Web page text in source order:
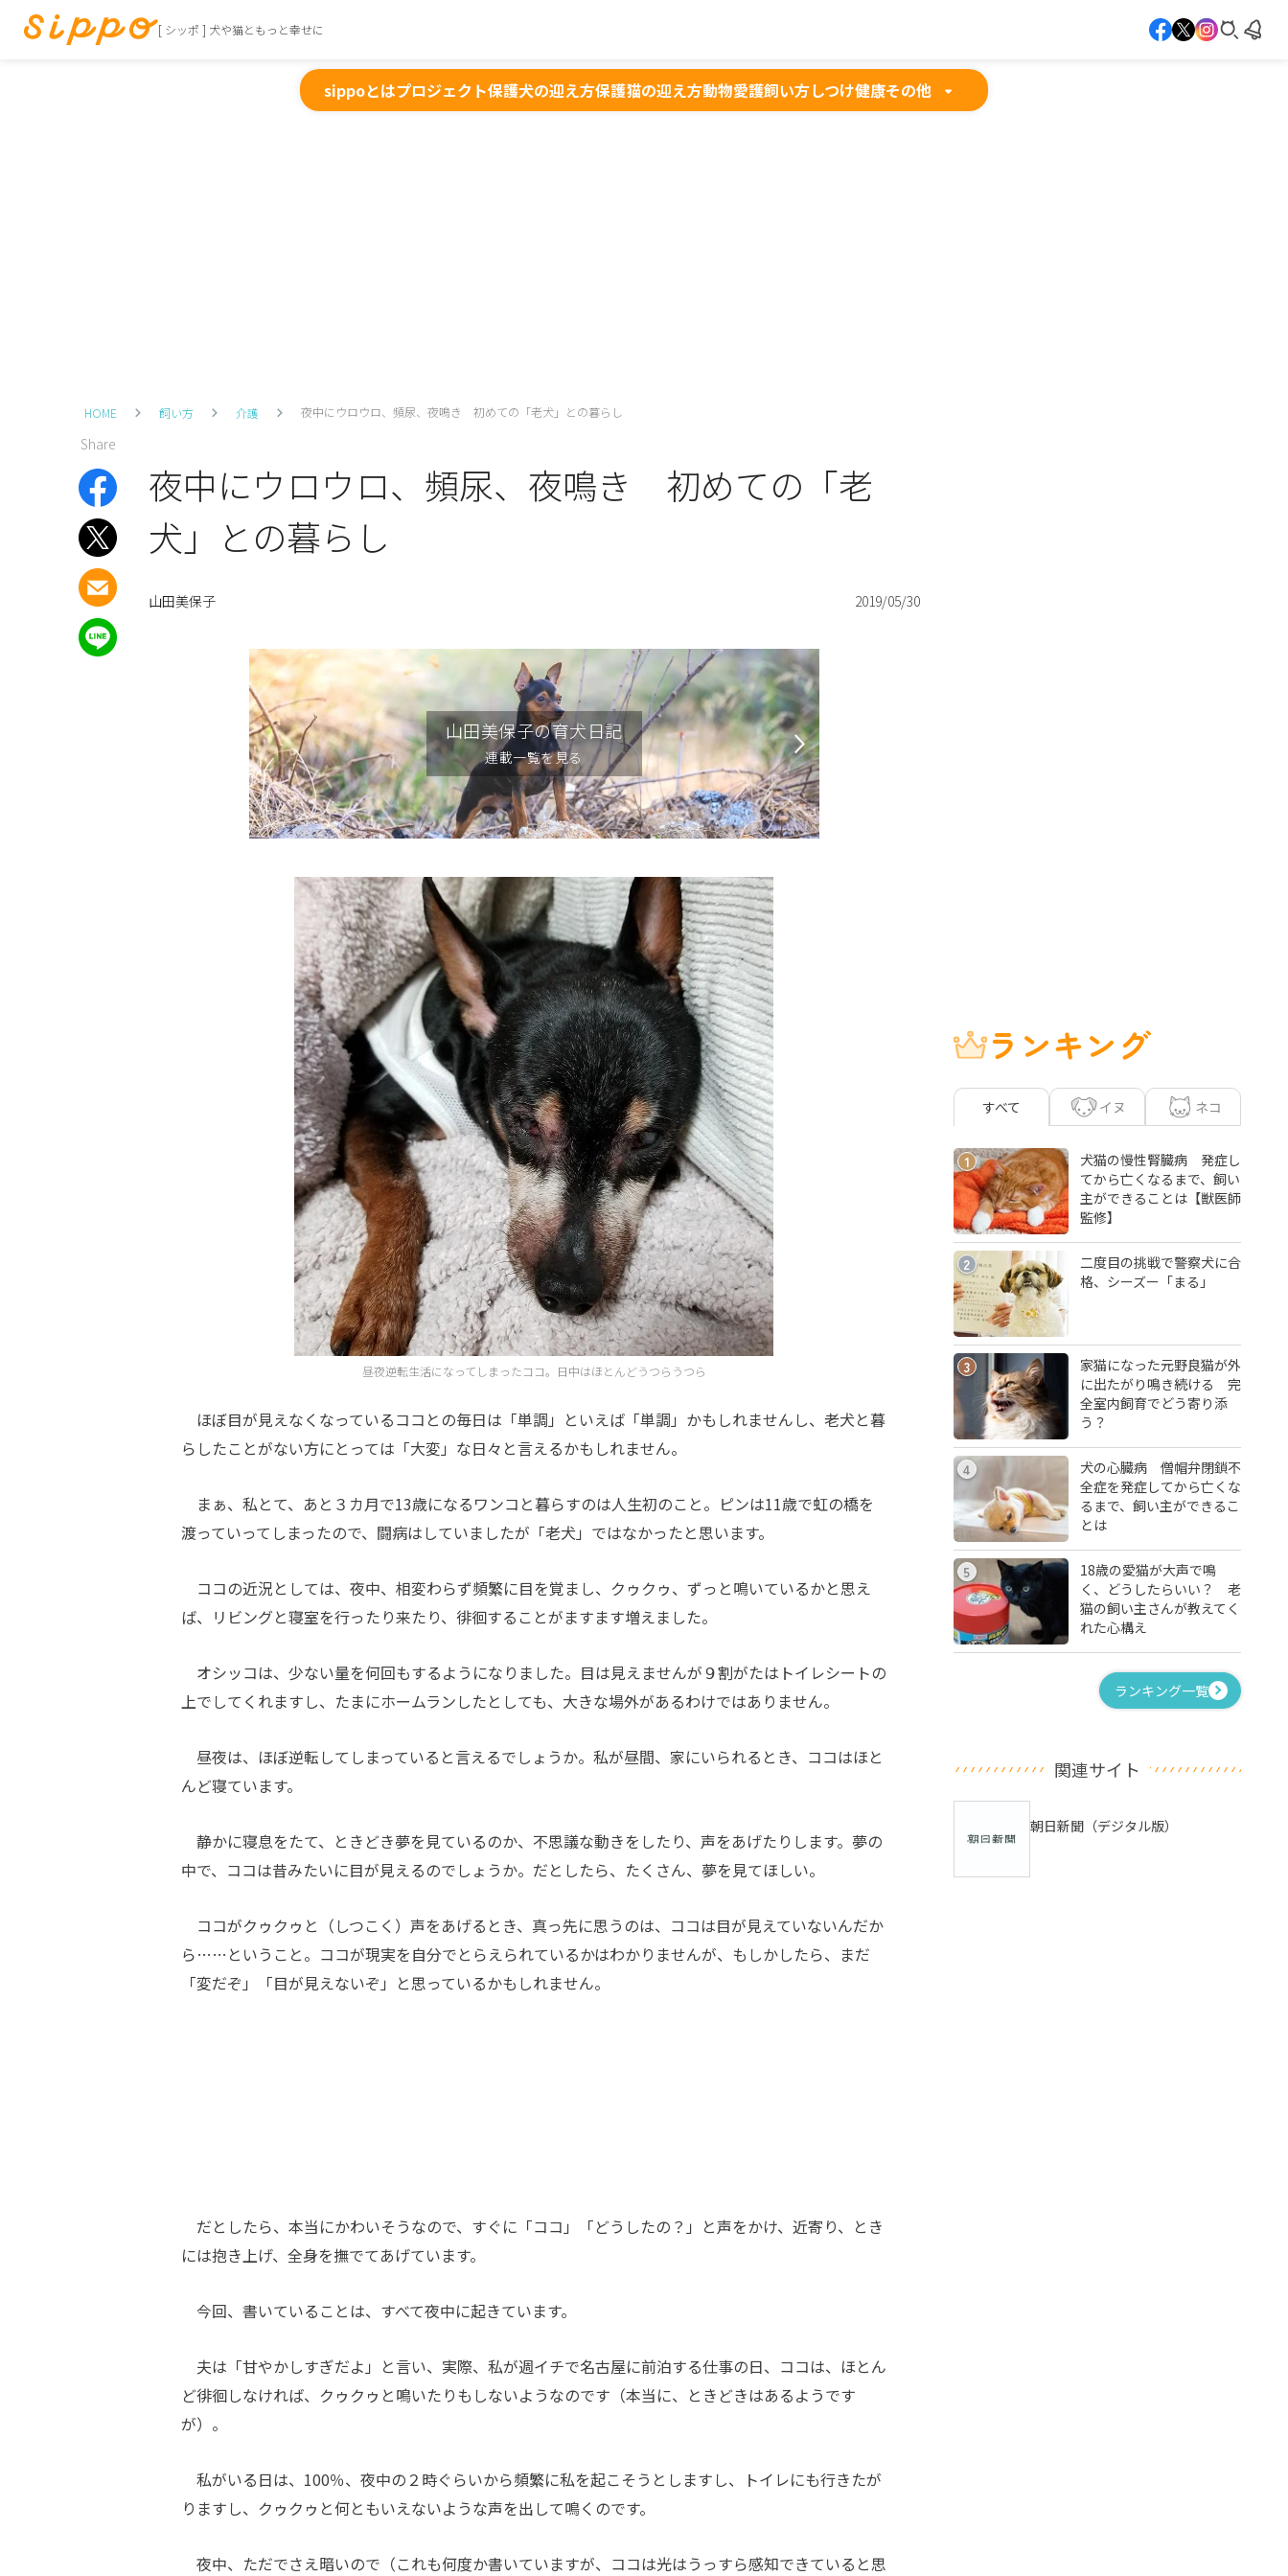
[ シッポ ] 犬や猫ともっと幸せに
sippoとはプロジェクト保護犬の迎え方保護猫の迎え方動物愛護飼い方しつけ健康その他
HOME 飼い方 介護 夜中にウロウロ、頻尿、夜鳴き 初めての「老犬」との暮らし
Share
夜中にウロウロ、頻尿、夜鳴き 初めての「老
犬」との暮らし
山田美保子 2019/05/30
山田美保子の育犬日記
連載一覧を見る
昼夜逆転生活になってしまったココ。日中はほとんどうつらうつら
ほぼ目が見えなくなっているココとの毎日は「単調」といえば「単調」かもしれませんし、老犬と暮
らしたことがない方にとっては「大変」な日々と言えるかもしれません。
まぁ、私とて、あと３カ月で13歳になるワンコと暮らすのは人生初のこと。ピンは11歳で虹の橋を
渡っていってしまったので、闘病はしていましたが「老犬」ではなかったと思います。
ココの近況としては、夜中、相変わらず頻繁に目を覚まし、クゥクゥ、ずっと鳴いているかと思え
ば、リビングと寝室を行ったり来たり、徘徊することがますます増えました。
オシッコは、少ない量を何回もするようになりました。目は見えませんが９割がたはトイレシートの
上でしてくれますし、たまにホームランしたとしても、大きな場外があるわけではありません。
昼夜は、ほぼ逆転してしまっていると言えるでしょうか。私が昼間、家にいられるとき、ココはほと
んど寝ています。
静かに寝息をたて、ときどき夢を見ているのか、不思議な動きをしたり、声をあげたりします。夢の
中で、ココは昔みたいに目が見えるのでしょうか。だとしたら、たくさん、夢を見てほしい。
ココがクゥクゥと（しつこく）声をあげるとき、真っ先に思うのは、ココは目が見えていないんだか
ら……ということ。ココが現実を自分でとらえられているかはわかりませんが、もしかしたら、まだ
「変だぞ」「目が見えないぞ」と思っているかもしれません。
だとしたら、本当にかわいそうなので、すぐに「ココ」「どうしたの？」と声をかけ、近寄り、とき
には抱き上げ、全身を撫でてあげています。
今回、書いていることは、すべて夜中に起きています。
夫は「甘やかしすぎだよ」と言い、実際、私が週イチで名古屋に前泊する仕事の日、ココは、ほとん
ど徘徊しなければ、クゥクゥと鳴いたりもしないようなのです（本当に、ときどきはあるようです
が）。
私がいる日は、100％、夜中の２時ぐらいから頻繁に私を起こそうとしますし、トイレにも行きたが
りますし、クゥクゥと何ともいえないような声を出して鳴くのです。
夜中、ただでさえ暗いので（これも何度か書いていますが、ココは光はうっすら感知できていると思
ランキング
すべて イヌ ネコ
1
犬猫の慢性腎臓病 発症し
てから亡くなるまで、飼い
主ができることは【獣医師
監修】
2
二度目の挑戦で警察犬に合
格、シーズー「まる」
3
家猫になった元野良猫が外
に出たがり鳴き続ける 完
全室内飼育でどう寄り添
う？
4
犬の心臓病 僧帽弁閉鎖不
全症を発症してから亡くな
るまで、飼い主ができるこ
とは
5
18歳の愛猫が大声で鳴
く、どうしたらいい？ 老
猫の飼い主さんが教えてく
れた心構え
ランキング一覧
関連サイト
朝日新聞（デジタル版）